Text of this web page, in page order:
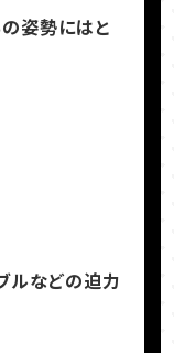
姿勢にはと
ルなどの迫力